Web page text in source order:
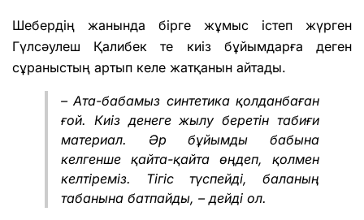
Шебердің жанында бірге жұмыс істеп жүрген
Гүлсәулеш Қалибек те киіз бұйымдарға деген
сұраныстың артып келе жатқанын айтады.
– Ата-бабамыз синтетика қолданбаған
ғой. Киіз денеге жылу беретін табиғи
материал. Әр бұйымды бабына
келгенше қайта-қайта өңдеп, қолмен
келтіреміз. Тігіс түспейді, баланың
табанына батпайды, – дейді ол.